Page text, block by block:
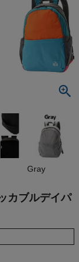
Gray
カブルデイパ